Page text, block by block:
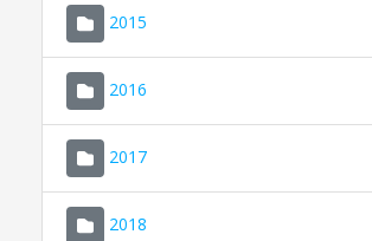
2015
2016
2017
2018